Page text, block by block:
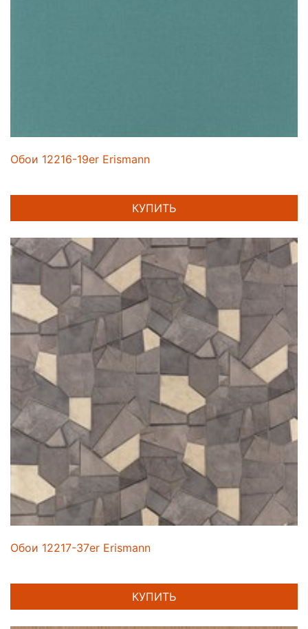
Обои 12216-19er Erismann
КУПИТЬ
Обои 12217-37er Erismann
КУПИТЬ